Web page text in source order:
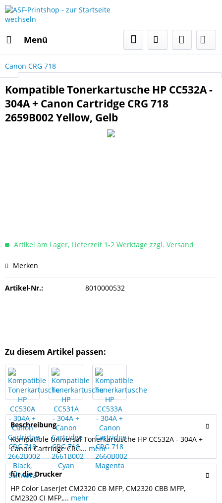
Menü
Select Language
Canon CRG 718
Kompatible Tonerkartusche HP CC532A -
304A + Canon Cartridge CRG 718
2659B002 Yellow, Gelb
Artikel am Lager, Lieferzeit 1-2 Werktage zzgl. Versand
Merken
Artikel-Nr.: 8010000532
Zu diesem Artikel passen:
Beschreibung
Kompatible Universal Tonerkartusche HP CC532A - 304A +
Canon Cartridge CRG... mehr
für die Drucker
HP Color LaserJet CM2320 CB MFP, CM2320 CBB MFP,
CM2320 CI MFP,... mehr